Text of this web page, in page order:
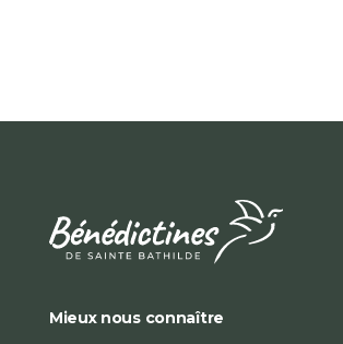
Mieux nous connaître